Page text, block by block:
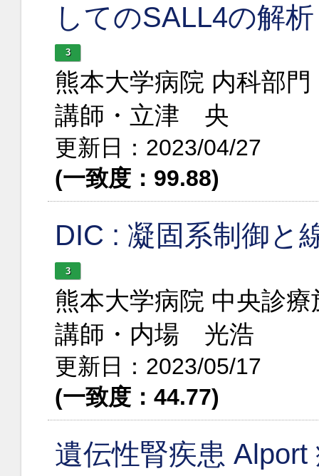
してのSALL4の解析
3
熊本大学病院 内科部
講師・立津 央
更新日：2023/04/27
(一致度：99.88)
DIC : 凝固系制御と
3
熊本大学病院 中央診
講師・内場 光浩
更新日：2023/05/17
(一致度：44.77)
遺伝性腎疾患